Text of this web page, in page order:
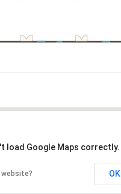
load Google Maps correctly.
website? OK